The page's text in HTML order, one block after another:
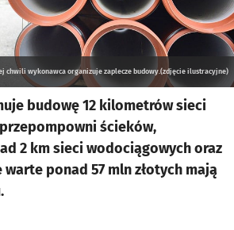
chwili wykonawca organizuje zaplecze budowy.(zdjęcie ilustracyjne)
budowę 12 kilometrów sieci
ścieków,
2 km sieci wodociągowych oraz
warte ponad 57 mln złotych mają